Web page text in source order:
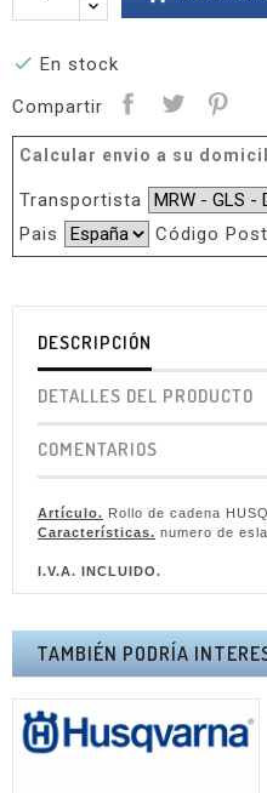
 En stock
Compartir
Calcular envio a su
Transportista
Pais
Código
DESCRIPCIÓN
DETALLES DEL PRODUCTO
COMENTARIOS
Artículo. Rollo de cadena
Características. numero de
I.V.A. INCLUIDO.
TAMBIÉN PODRÍA